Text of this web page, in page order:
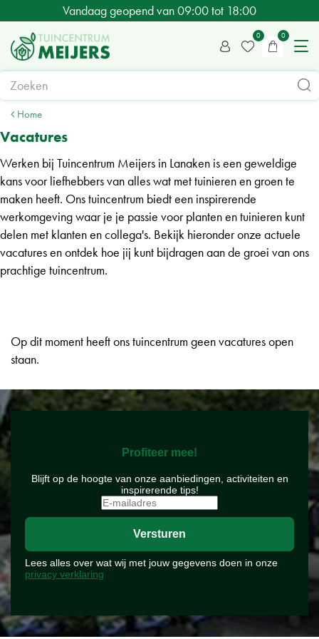
a
o
t
e
n
t
Home
Vandaag geopend van09:00tot 18:00
Vacatures
Werken bij Tuincentrum Meijers in Lanaken is een geweldige
kans voor liefhebbers van alles wat met tuinieren en groen te
maken heeft. Ons tuincentrum biedt een inspirerende
werkomgeving waar je je passie voor planten en tuinieren kunt
delen met klanten en collega's. Bekijk hieronder onze actuele
vacatures en ontdek hoe jij kunt bijdragen aan de groei van ons
prachtige tuincentrum.
Op dit moment heeft ons tuincentrum geen vacatures open
staan.
Profiteer mee!
Blijft op de hoogte van onze aanbiedingen, activiteiten en
inspirerende tips!
Lees alles over wat wij met jouw gegevens doen in onze
privacy verklaring